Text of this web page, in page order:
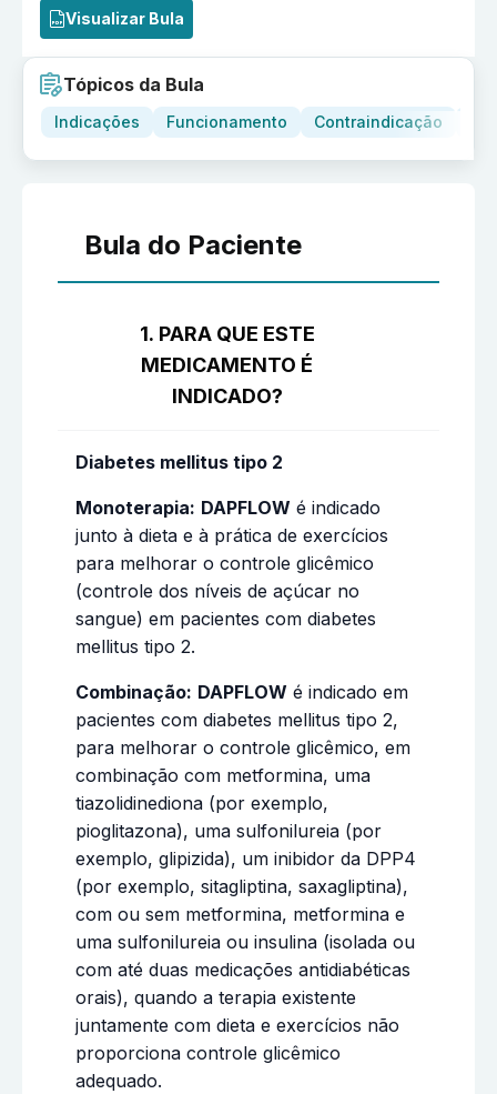
Visualizar Bula
Tópicos da Bula
Indicações Funcionamento Contraindicação
Bula do Paciente
1. PARA QUE ESTE
MEDICAMENTO É
INDICADO?
Diabetes mellitus tipo 2
Monoterapia: DAPFLOW é indicado
junto à dieta e à prática de exercícios
para melhorar o controle glicêmico
(controle dos níveis de açúcar no
sangue) em pacientes com diabetes
mellitus tipo 2.
Combinação: DAPFLOW é indicado em
pacientes com diabetes mellitus tipo 2,
para melhorar o controle glicêmico, em
combinação com metformina, uma
tiazolidinediona (por exemplo,
pioglitazona), uma sulfonilureia (por
exemplo, glipizida), um inibidor da DPP4
(por exemplo, sitagliptina, saxagliptina),
com ou sem metformina, metformina e
uma sulfonilureia ou insulina (isolada ou
com até duas medicações antidiabéticas
orais), quando a terapia existente
juntamente com dieta e exercícios não
proporciona controle glicêmico
adequado.